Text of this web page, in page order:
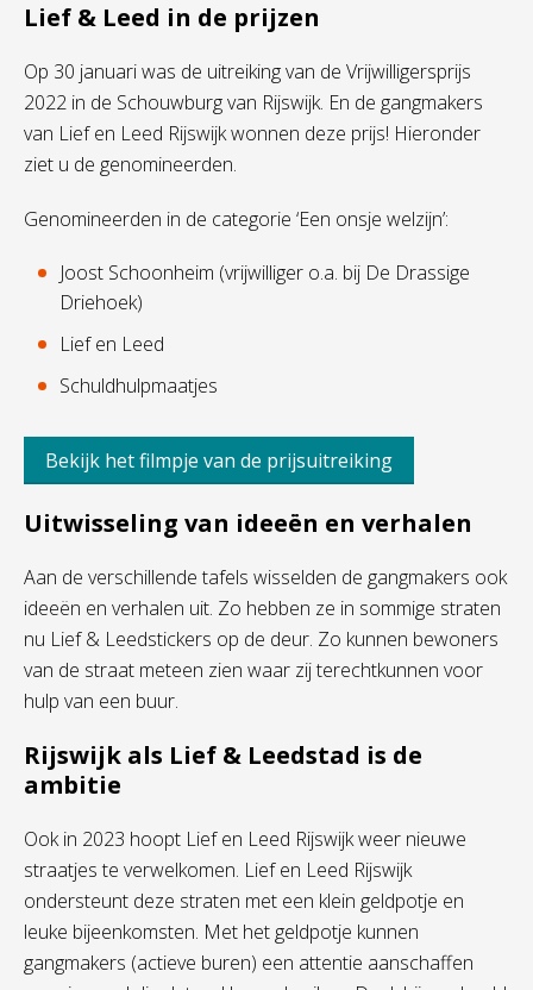
Lief & Leed in de prijzen
Op 30 januari was de uitreiking van de Vrijwilligersprijs
2022 in de Schouwburg van Rijswijk. En de gangmakers
van Lief en Leed Rijswijk wonnen deze prijs! Hieronder
ziet u de genomineerden.
Genomineerden in de categorie ‘Een onsje welzijn’:
Joost Schoonheim (vrijwilliger o.a. bij De Drassige
Driehoek)
Lief en Leed
Schuldhulpmaatjes
Bekijk het filmpje van de prijsuitreiking
Uitwisseling van ideeën en verhalen
Aan de verschillende tafels wisselden de gangmakers ook
ideeën en verhalen uit. Zo hebben ze in sommige straten
nu Lief & Leedstickers op de deur. Zo kunnen bewoners
van de straat meteen zien waar zij terechtkunnen voor
hulp van een buur.
Rijswijk als Lief & Leedstad is de
ambitie
Ook in 2023 hoopt Lief en Leed Rijswijk weer nieuwe
straatjes te verwelkomen. Lief en Leed Rijswijk
ondersteunt deze straten met een klein geldpotje en
leuke bijeenkomsten. Met het geldpotje kunnen
gangmakers (actieve buren) een attentie aanschaffen